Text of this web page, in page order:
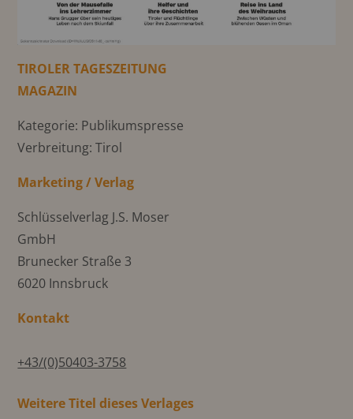
TIROLER TAGESZEITUNG
MAGAZIN
Kategorie: Publikumspresse
Verbreitung: Tirol
Marketing / Verlag
Schlüsselverlag J.S. Moser
GmbH
Brunecker Straße 3
6020 Innsbruck
Kontakt
+43/(0)50403-3758
Weitere Titel dieses Verlages